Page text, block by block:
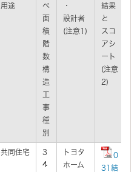
用途
べ
面
積
階
数
構
造
工
事
種
別
・
設計者
(注意1)
結果
と
スコ
アシ
ート
(注意
2)
共同住宅
3
4
トヨタ
ホーム
0
31結